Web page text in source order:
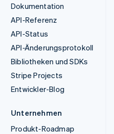
Dokumentation
API-Referenz
API-Status
API-Änderungsprotokoll
Bibliotheken und SDKs
Stripe Projects
Entwickler-Blog
Unternehmen
Produkt-Roadmap